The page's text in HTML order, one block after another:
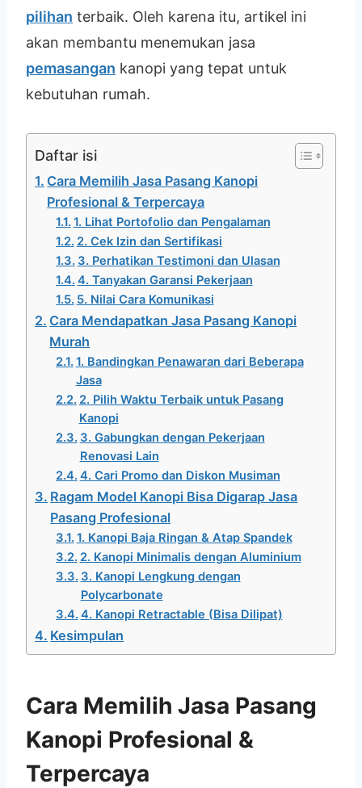
pilihan terbaik. Oleh karena itu, artikel ini
akan membantu menemukan jasa
pemasangan kanopi yang tepat untuk
kebutuhan rumah.
Daftar isi
Cara Memilih Jasa Pasang Kanopi
Profesional & Terpercaya
1. Lihat Portofolio dan Pengalaman
2. Cek Izin dan Sertifikasi
3. Perhatikan Testimoni dan Ulasan
4. Tanyakan Garansi Pekerjaan
5. Nilai Cara Komunikasi
Cara Mendapatkan Jasa Pasang Kanopi
Murah
1. Bandingkan Penawaran dari Beberapa
Jasa
2. Pilih Waktu Terbaik untuk Pasang
Kanopi
3. Gabungkan dengan Pekerjaan
Renovasi Lain
4. Cari Promo dan Diskon Musiman
Ragam Model Kanopi Bisa Digarap Jasa
Pasang Profesional
1. Kanopi Baja Ringan & Atap Spandek
2. Kanopi Minimalis dengan Aluminium
3. Kanopi Lengkung dengan
Polycarbonate
4. Kanopi Retractable (Bisa Dilipat)
Kesimpulan
Cara Memilih Jasa Pasang
Kanopi Profesional &
Terpercaya